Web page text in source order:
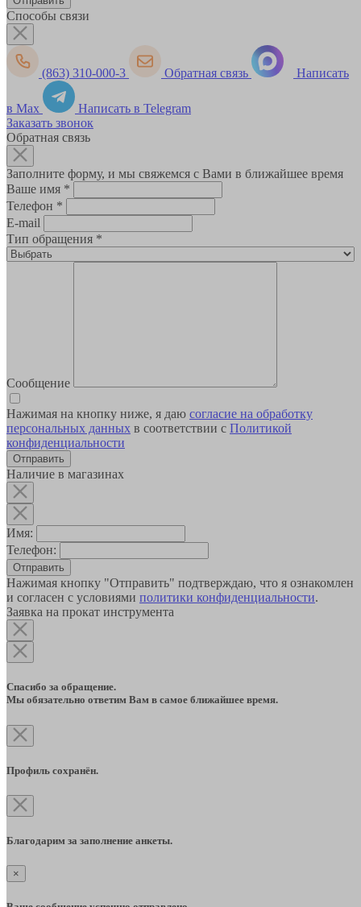
Способы связи
(863) 310-000-3 Обратная связь Написать
в Max
Написать в Telegram
Заказать звонок
Обратная связь
Заполните форму, и мы свяжемся с Вами в ближайшее время
Ваше имя *
Телефон *
E-mail
Тип обращения *
Сообщение
Нажимая на кнопку ниже, я даю согласие на обработку
персональных данных в соответствии с Политикой
конфиденциальности
Наличие в магазинах
Имя:
Телефон:
Отправить
Нажимая кнопку "Отправить" подтверждаю, что я ознакомлен
и согласен с условиями политики конфиденциальности.
Заявка на прокат инструмента
Спасибо за обращение.
Мы обязательно ответим Вам в самое ближайшее время.
Профиль сохранён.
Благодарим за заполнение анкеты.
×